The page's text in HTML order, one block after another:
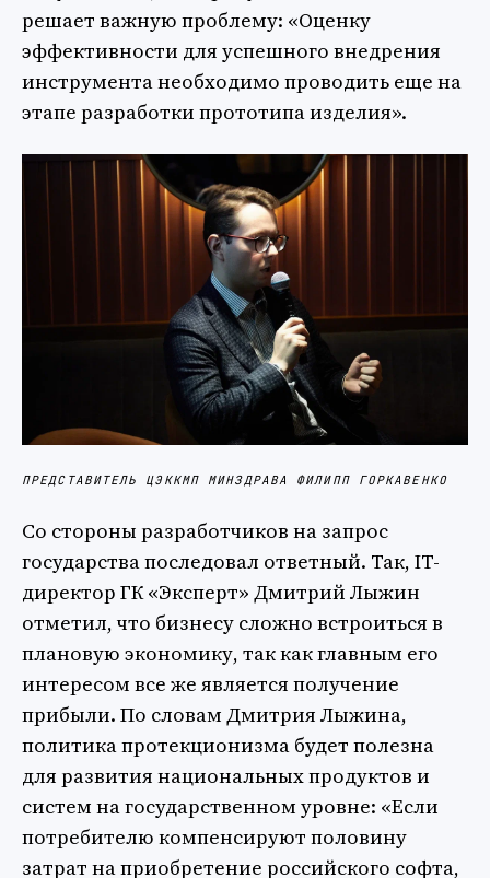
решает важную проблему: «Оценку
эффективности для успешного внедрения
инструмента необходимо проводить еще на
этапе разработки прототипа изделия».
ПРЕДСТАВИТЕЛЬ ЦЭККМП МИНЗДРАВА ФИЛИПП ГОРКАВЕНКО
Со стороны разработчиков на запрос
государства последовал ответный. Так, IT-
директор ГК «Эксперт» Дмитрий Лыжин
отметил, что бизнесу сложно встроиться в
плановую экономику, так как главным его
интересом все же является получение
прибыли. По словам Дмитрия Лыжина,
политика протекционизма будет полезна
для развития национальных продуктов и
систем на государственном уровне: «Если
потребителю компенсируют половину
затрат на приобретение российского софта,